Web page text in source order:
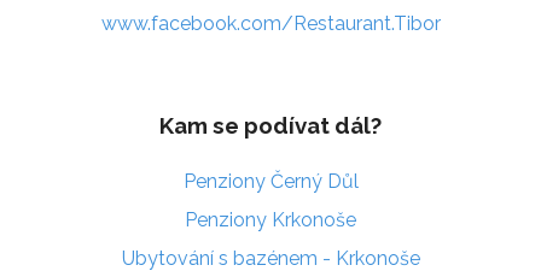
www.facebook.com/Restaurant.Tibor
Kam se podívat dál?
Penziony Černý Důl
Penziony Krkonoše
Ubytování s bazénem - Krkonoše